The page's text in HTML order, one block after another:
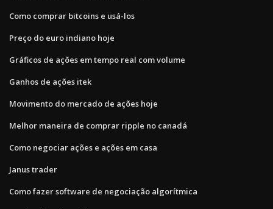
Como comprar bitcoins e usá-los
Preço do euro indiano hoje
Gráficos de ações em tempo real com volume
Ganhos de ações itek
Movimento do mercado de ações hoje
Melhor maneira de comprar ripple no canadá
Como negociar ações e ações em casa
Janus trader
Como fazer software de negociação algorítmica